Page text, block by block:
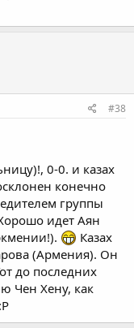
#38
0-0. и казах
конечно
группы
идет Аян
Казах
(Армения). Он
до последних
Чен Хену, как